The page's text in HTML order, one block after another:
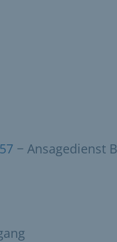
− Ansagedienst